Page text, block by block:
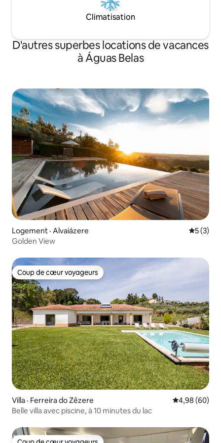
Climatisation
D'autres superbes locations de vacances
à Águas Belas
Logement · Alvaiázere Note
5 (3)
Golden View
Coup de cœur voyageurs
Coup de cœur voyageurs
Villa · Ferreira do Zêzere Note
4,98 (60)
Belle villa avec piscine, à 10 minutes du lac